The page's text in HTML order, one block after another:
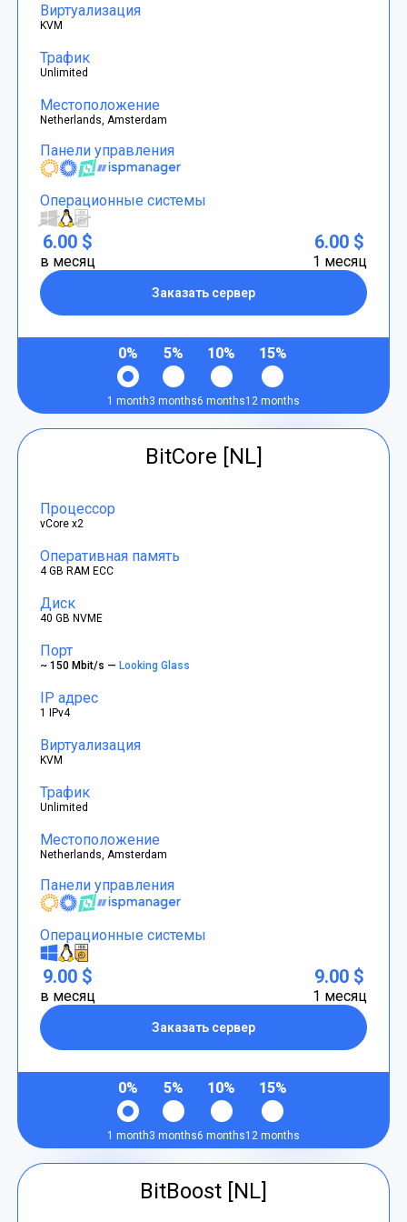
Виртуализация
KVM
Трафик
Unlimited
Местоположение
Netherlands, Amsterdam
Панели управления
Операционные системы
6.00 $
в месяц
Заказать сервер
6.00 $
1 месяц
0%
1 month
5%
3 months
10%
6 months
15%
12 months
BitCore [NL]
Процессор
vCore x2
Оперативная память
4 GB RAM ECC
Диск
40 GB NVME
Порт
~ 150 Mbit/s —Looking Glass
IP адрес
1 IPv4
Виртуализация
KVM
Трафик
Unlimited
Местоположение
Netherlands, Amsterdam
Панели управления
Операционные системы
9.00 $
в месяц
Заказать сервер
9.00 $
1 месяц
0%
1 month
5%
3 months
10%
6 months
15%
12 months
BitBoost [NL]